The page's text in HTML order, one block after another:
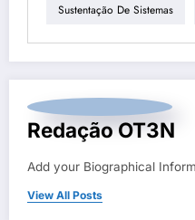
Sustentação De Sistemas
Redação OT3N
Add your Biographical
View All Posts